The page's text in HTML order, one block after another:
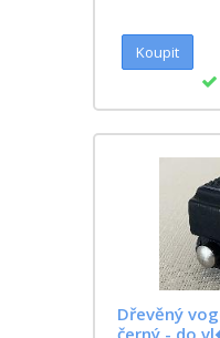
Dřevěný
černý - do